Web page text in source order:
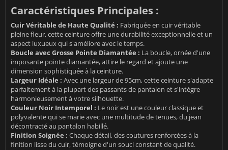
Caractéristiques Principales :
Cuir Véritable de Haute Qualité : Fabriquée en cuir véritable
pleine fleur, cette ceinture offre une durabilité exceptionnelle et un
aspect luxueux qui s'améliore avec le temps.
Boucle avec Grosse Pointe Diamantée : La boucle, ornée d'une
imposante pointe diamantée, attire le regard et ajoute une
dimension sophistiquée à la ceinture.
Largeur Idéale : Avec une largeur de 95cm, cette ceinture s'adapte
parfaitement à la plupart des passants de pantalon et s'intègre
harmonieusement à votre silhouette.
Couleur Noir Intemporel : Le noir est une couleur classique et
polyvalente qui se marie avec une multitude de tenues, du jean
décontracté au pantalon habillé.
Finition Soignée : Chaque détail, des coutures renforcées à la
finition lisse du cuir, témoigne d'un souci constant de qualité.